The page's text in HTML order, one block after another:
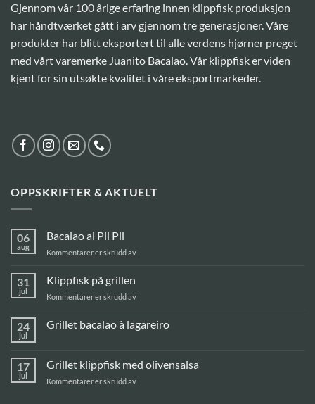
Gjennom vår 100 årige erfaring innen klippfisk produksjon
har håndtværket gått i arv gjennom tre generasjoner. Våre
produkter har blitt eksportert til alle verdens hjørner preget
med vårt varemerke Juanito Bacalao. Vår klippfisk er viden
kjent for sin utsøkte kvalitet i våre eksportmarkeder.
OPPSKRIFTER & AKTUELT
06
aug
Bacalao al Pil Pil
Kommentarer er skrudd avfor
Pil
31
jul
Klippfisk på grillen
Kommentarer er skrudd avfor
grillen
24
jul
Grillet bacalao à lagareiro
Grillet
à
17
jul
Grillet klippfisk med olivensalsa
Kommentarer er skrudd avfor